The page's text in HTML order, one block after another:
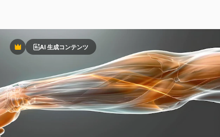
PremiumAI 生成コンテンツ